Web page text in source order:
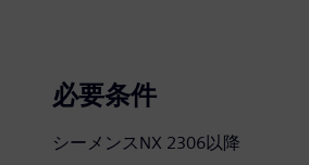
必要条件
シーメンスNX 2306以降